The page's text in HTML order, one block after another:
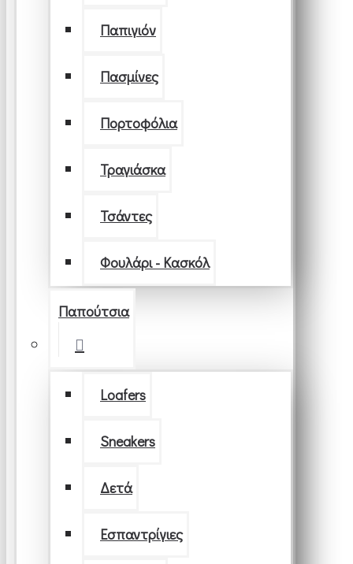
Παπιγιόν
Πασμίνες
Πορτοφόλια
Τραγιάσκα
Τσάντες
Φουλάρι - Κασκόλ
Παπούτσια
Loafers
Sneakers
Δετά
Εσπαντρίγιες